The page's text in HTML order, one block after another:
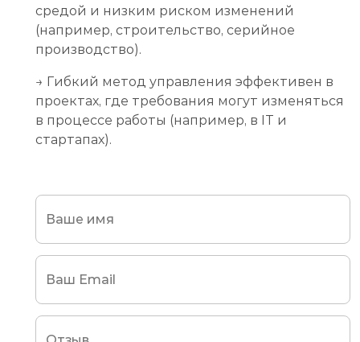
средой и низким риском изменений
(например, строительство, серийное
производство).
→ Гибкий метод управления эффективен в
проектах, где требования могут изменяться
в процессе работы (например, в IT и
стартапах).